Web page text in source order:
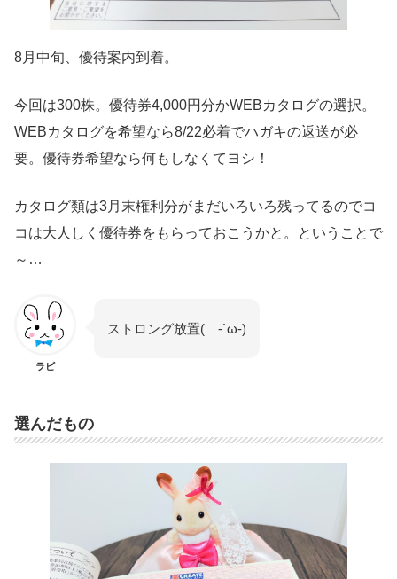
8月中旬、優待案内到着。
今回は300株。優待券4,000円分かWEBカタログの選択。
WEBカタログを希望なら8/22必着でハガキの返送が必
要。優待券希望なら何もしなくてヨシ！
カタログ類は3月末権利分がまだいろいろ残ってるのでコ
コは大人しく優待券をもらっておこうかと。ということで
～…
ラビ
ストロング放置( -`ω-)
選んだもの